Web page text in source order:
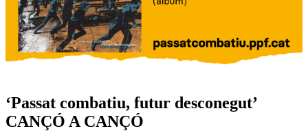
‘Passat combatiu, futur desconegut’
CANÇÓ A CANÇÓ